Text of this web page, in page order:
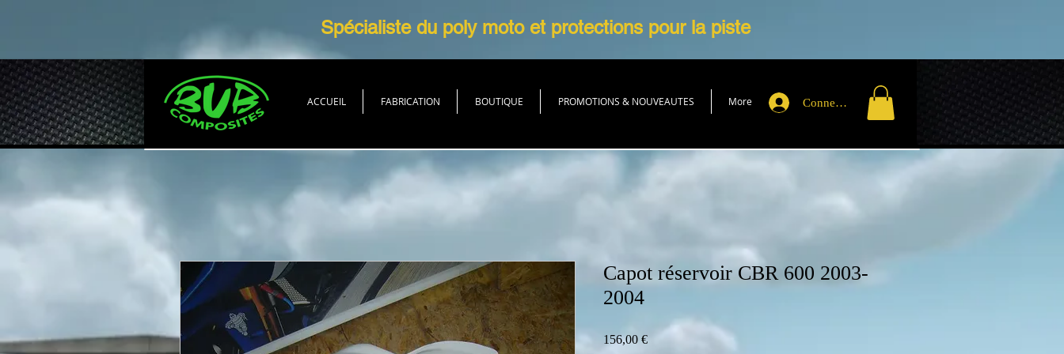
Spécialiste du poly moto et protections pour la piste
ACCUEIL FABRICATION BOUTIQUE PROMOTIONS & NOUVEAUTES More Connexion
Capot réservoir CBR 600 2003-
2004
156,00 €Prix